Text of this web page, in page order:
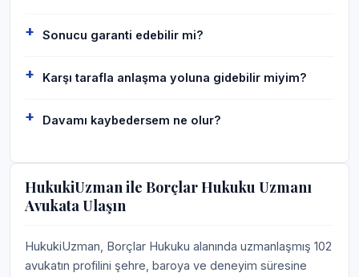
Sonucu garanti edebilir mi?
Karşı tarafla anlaşma yoluna gidebilir miyim?
Davamı kaybedersem ne olur?
HukukiUzman ile Borçlar Hukuku Uzmanı
Avukata Ulaşın
HukukiUzman, Borçlar Hukuku alanında uzmanlaşmış 102
avukatın profilini şehre, baroya ve deneyim süresine